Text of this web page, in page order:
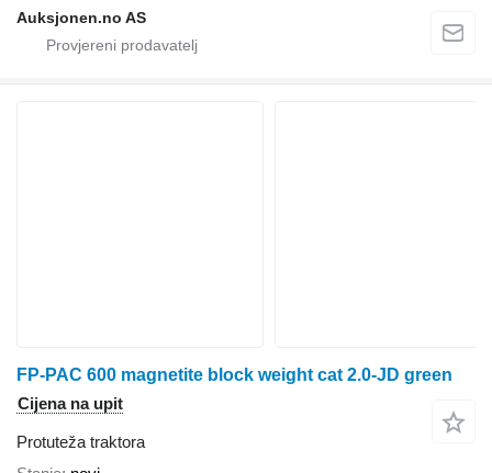
Auksjonen.no AS
FP-PAC 600 magnetite block weight cat 2.0-JD green
Cijena na upit
Protuteža traktora